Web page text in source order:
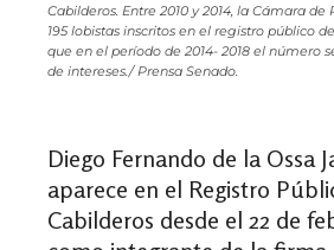
Cabilderos. Entre 2010 y 2014, la Cámara
195 lobistas inscritos en el registro público
que en el período de 2014- 2018 el número
de intereses./ Prensa Senado.
Diego Fernando de la Ossa
aparece en el Registro
Cabilderos desde el 22 de